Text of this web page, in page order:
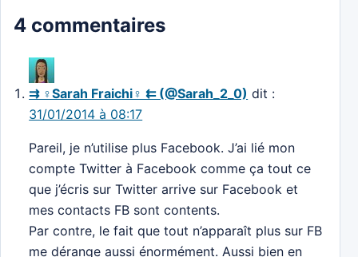
4 commentaires
⇉ ♀Sarah Fraichi♀ ⇇ (@Sarah_2_0) dit :
31/01/2014 à 08:17
Pareil, je n’utilise plus Facebook. J’ai lié mon
compte Twitter à Facebook comme ça tout ce
que j’écris sur Twitter arrive sur Facebook et
mes contacts FB sont contents.
Par contre, le fait que tout n’apparaît plus sur FB
me dérange aussi énormément. Aussi bien en